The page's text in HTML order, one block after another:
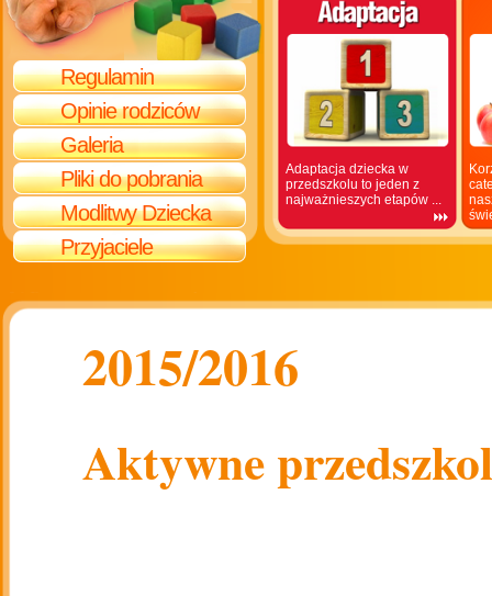
Adaptacja dziecka w
przedszkolu to jeden z
najważnieszych etapów ...
Regulamin
Opinie rodziców
Galeria
Pliki do pobrania
Modlitwy Dziecka
Przyjaciele
2015/2016
Aktywne